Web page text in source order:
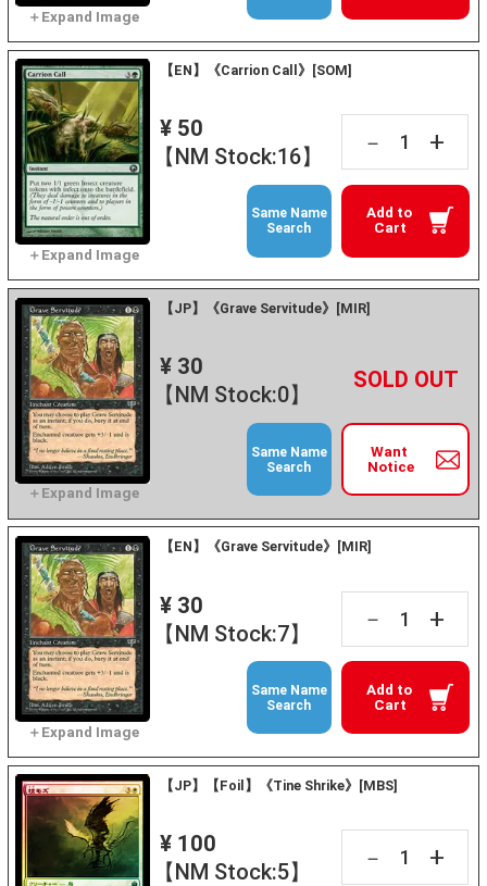
【EN】《Carrion Call》[SOM]
¥ 50
【NM Stock:16】
－ +
Add to
Cart
Same Name
Search
【JP】《Grave Servitude》[MIR]
¥ 30
【NM Stock:0】
－ +
Want
Notice
Same Name
Search
【EN】《Grave Servitude》[MIR]
¥ 30
【NM Stock:7】
－ +
Add to
Cart
Same Name
Search
【JP】【Foil】《Tine Shrike》[MBS]
¥ 100
【NM Stock:5】
－ +